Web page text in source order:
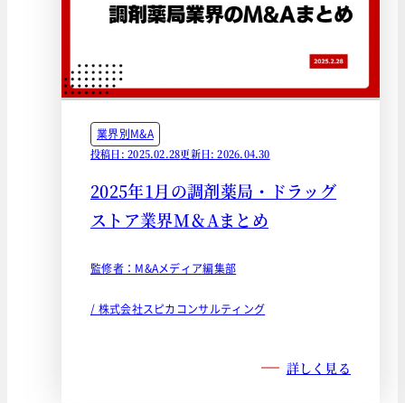
業界別M&A
投稿日: 2025.02.28更新日: 2026.04.30
2025年1月の調剤薬局・ドラッグ
ストア業界M＆Aまとめ
監修者：M&Aメディア編集部
/ 株式会社スピカコンサルティング
詳しく見る